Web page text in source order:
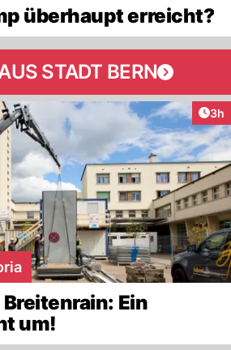
überhaupt erreicht?
STADT BERN
3h
Ein
um!